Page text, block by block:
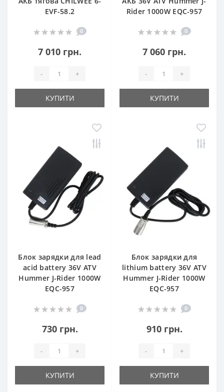
EVF-58.2
0
7 010 грн.
- +
КУПИТИ
Rider 1000W EQC-957
0
7 060 грн.
- +
КУПИТИ
Блок зарядки для lead
acid battery 36V ATV
Hummer J-Rider 1000W
EQC-957
0
730 грн.
- +
КУПИТИ
Блок зарядки для
lithium battery 36V ATV
Hummer J-Rider 1000W
EQC-957
0
910 грн.
- +
КУПИТИ